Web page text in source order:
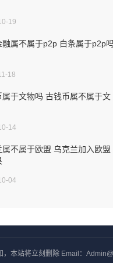
19
融属不属于p2p 白条属于p2p
18
属于文物吗 古钱币属不属于文
14
属不属于欧盟 乌克兰加入欧盟
04
本站将立刻删除 Email：